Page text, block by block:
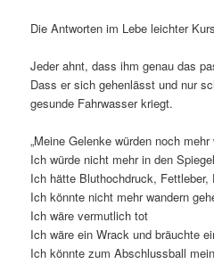
Die Antworten im Lebe leichter
Jeder ahnt, dass ihm genau das
Dass er sich gehenlässt und nur
gesunde Fahrwasser kriegt.
„Meine Gelenke würden noch mehr
Ich würde nicht mehr in den
Ich hätte Bluthochdruck, Fettleber,
Ich könnte nicht mehr wandern
Ich wäre vermutlich tot
Ich wäre ein Wrack und bräuchte
Ich könnte zum Abschlussball